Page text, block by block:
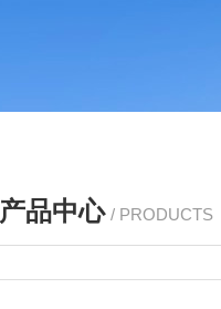
产品中心 / PRODUCTS